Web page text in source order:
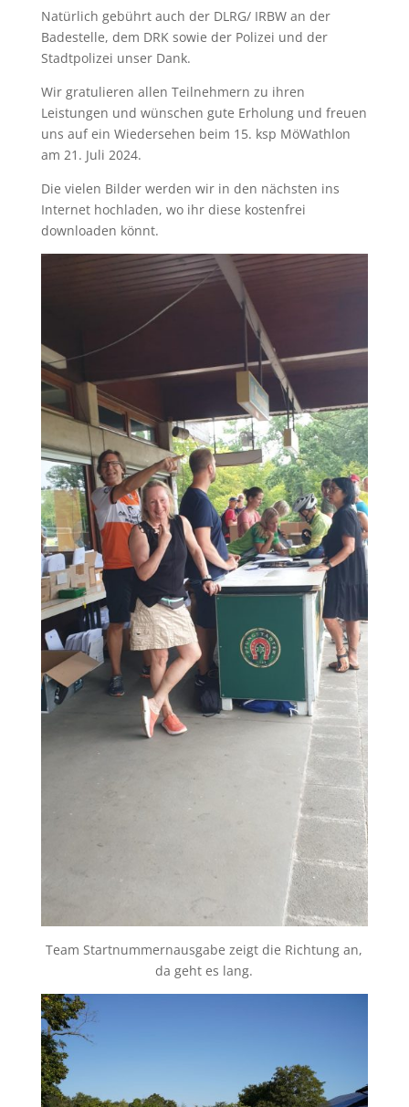
Natürlich gebührt auch der DLRG/ IRBW an der
Badestelle, dem DRK sowie der Polizei und der
Stadtpolizei unser Dank.
Wir gratulieren allen Teilnehmern zu ihren
Leistungen und wünschen gute Erholung und freuen
uns auf ein Wiedersehen beim 15. ksp MöWathlon
am 21. Juli 2024.
Die vielen Bilder werden wir in den nächsten ins
Internet hochladen, wo ihr diese kostenfrei
downloaden könnt.
Team Startnummernausgabe zeigt die Richtung an,
da geht es lang.